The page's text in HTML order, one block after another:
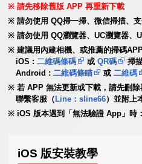
請先移除舊版 APP 再重新下載
請勿使用 QQ掃一掃、微信掃描、
請勿使用 QQ瀏覽器、UC瀏覽器、
建議用內建相機、或推薦的掃碼APP
iOS :二維碼條碼 或QR碼
掃
Android :二維碼條瞄 或二維碼
若 APP 無法更新或下載，請先刪
聯繫客服（ Line：sline66）並附上
iOS 版本遇到「無法驗證 App」時：
iOS 版安裝教學